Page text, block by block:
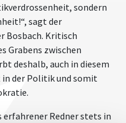
sondern
sagt der
Bosbach. Kritisch
Grabens zwischen
deshalb, auch in diesem
der Politik und somit
Redner stets in